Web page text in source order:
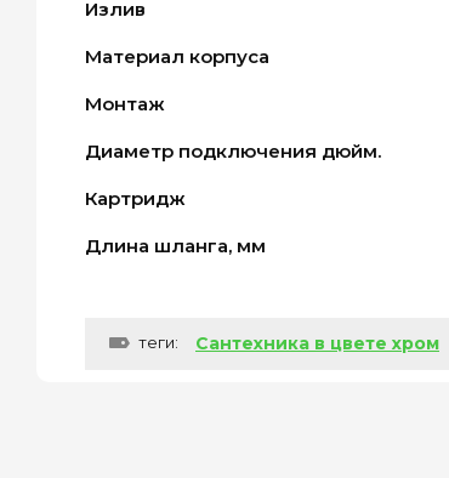
Излив
Материал корпуса
Монтаж
Диаметр подключения дюйм.
Картридж
Длина шланга, мм
теги: Сантехника в цвете хром